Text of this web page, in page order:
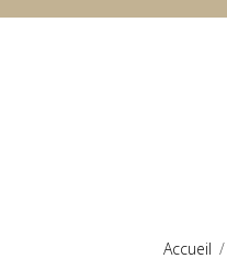
Accueil